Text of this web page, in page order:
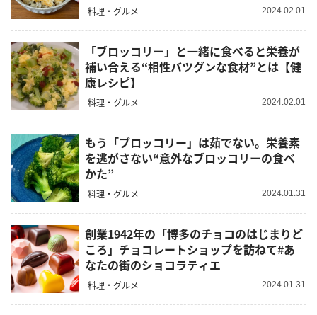
料理・グルメ 2024.02.01
「ブロッコリー」と一緒に食べると栄養が
補い合える“相性バツグンな食材”とは【健
康レシピ】
料理・グルメ 2024.02.01
もう「ブロッコリー」は茹でない。栄養素
を逃がさない“意外なブロッコリーの食べ
かた”
料理・グルメ 2024.01.31
創業1942年の「博多のチョコのはじまりど
ころ」チョコレートショップを訪ねて#あ
なたの街のショコラティエ
料理・グルメ 2024.01.31